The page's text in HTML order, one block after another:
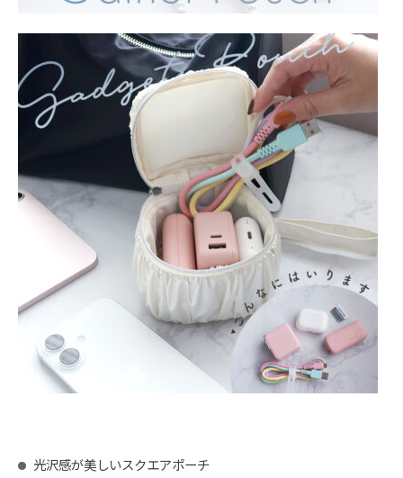
光沢感が美しいスクエアポーチ